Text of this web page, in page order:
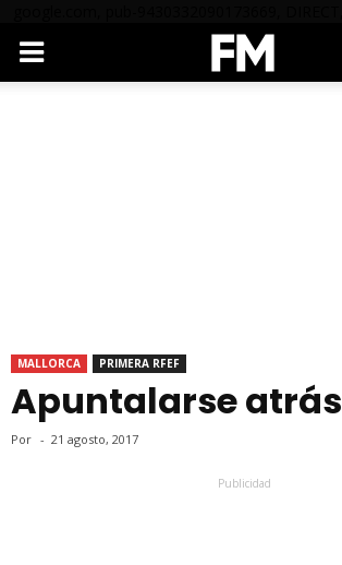
MALLORCA PRIMERA RFEF
Apuntalarse atrás
Por - 21 agosto, 2017
Publicidad